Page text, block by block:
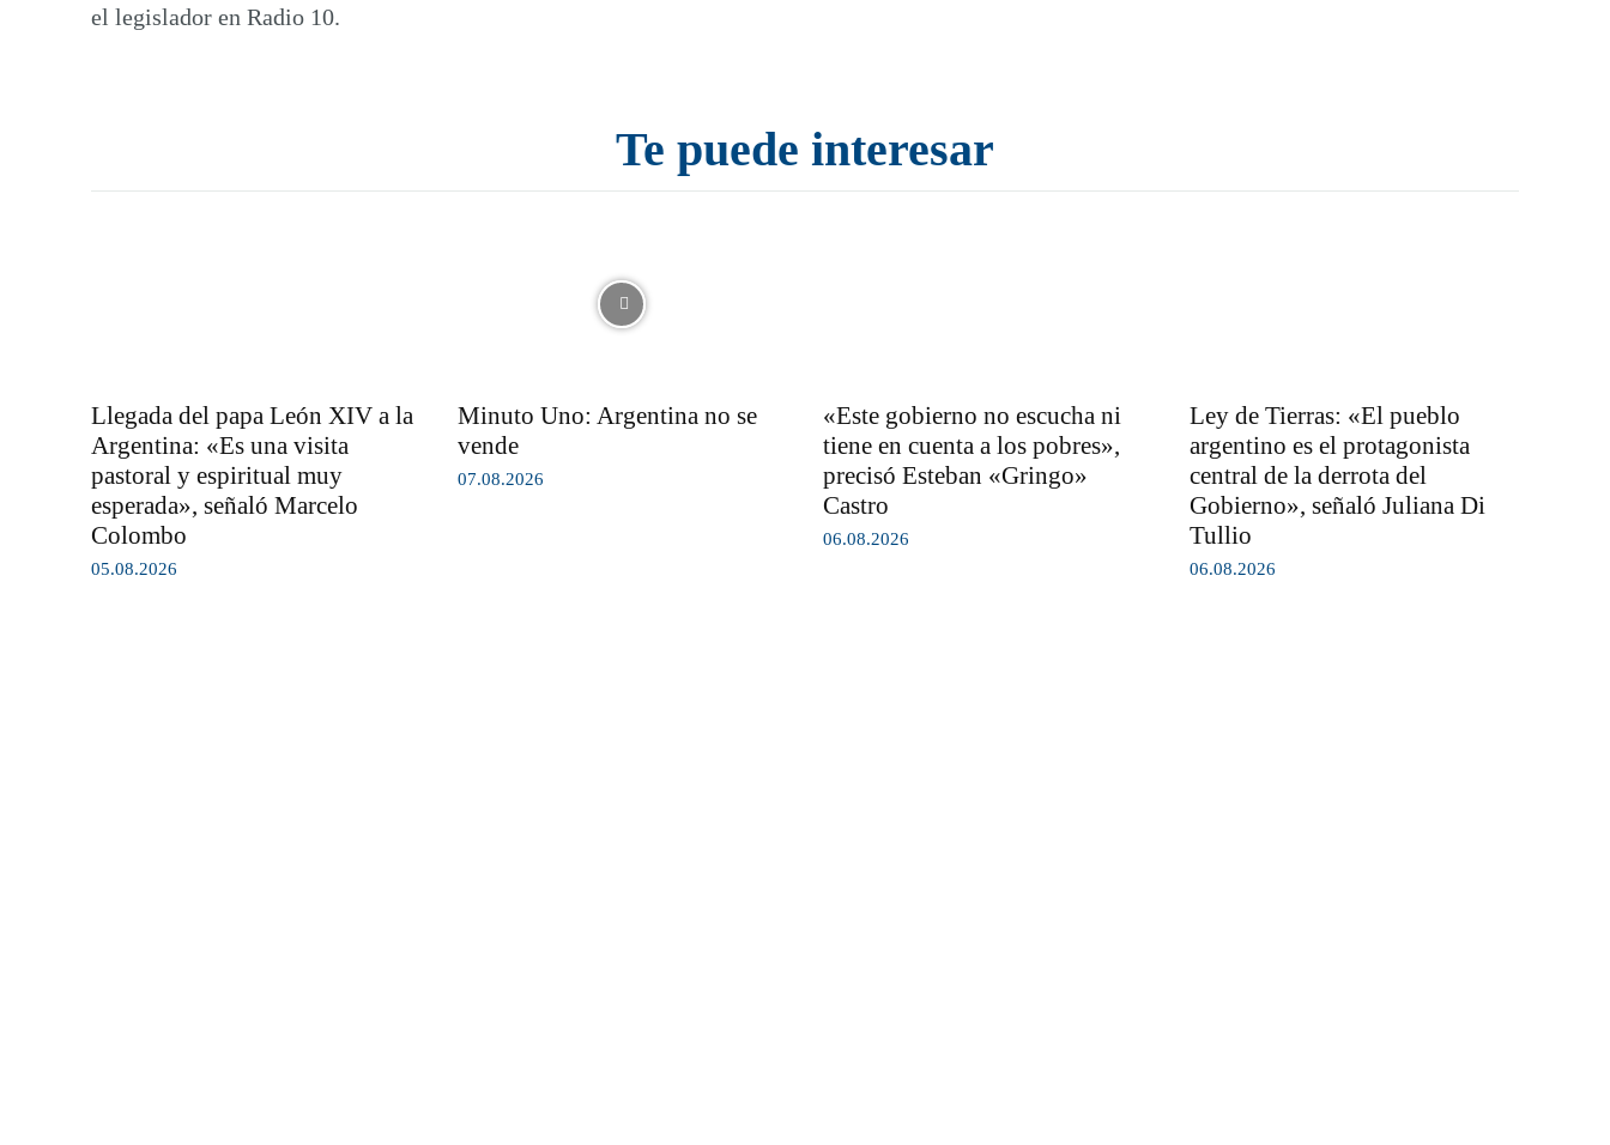
el legislador en Radio 10.
Te puede interesar
Llegada del papa León XIV a la
Argentina: «Es una visita
pastoral y espiritual muy
esperada», señaló Marcelo
Colombo
05.08.2026
Minuto Uno: Argentina no se
vende
07.08.2026
«Este gobierno no escucha ni
tiene en cuenta a los pobres»,
precisó Esteban «Gringo»
Castro
06.08.2026
Ley de Tierras: «El pueblo
argentino es el protagonista
central de la derrota del
Gobierno», señaló Juliana Di
Tullio
06.08.2026